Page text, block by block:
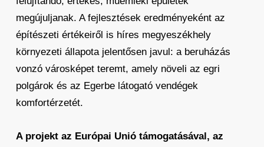
megújuljanak. A fejlesztések eredményeként az
építészeti értékeiről is híres megyeszékhely
környezeti állapota jelentősen javul: a beruházás
vonzó városképet teremt, amely növeli az egri
polgárok és az Egerbe látogató vendégek
komfortérzetét.
A projekt az Európai Unió támogatásával, az